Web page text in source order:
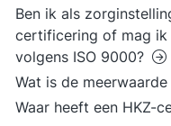
Ben ik als
certificering of mag
volgens ISO 9000?
Wat is de
Waar heeft een HKZ-